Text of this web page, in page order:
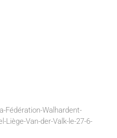
Fédération-Walhardent-
Liège-Van-der-Valk-le-27-6-